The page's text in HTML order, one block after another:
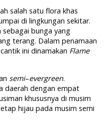
salah satu flora khas
di lingkungan sekitar.
sebagai bunga yang
terang. Dalam penamaan
ini dinamakan Flame
semi–evergreen.
daerah dengan empat
khususnya di musim
hijau pada musim semi